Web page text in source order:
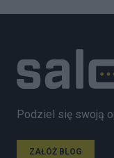
Podziel się swoją
ZAŁÓŻ BLOG